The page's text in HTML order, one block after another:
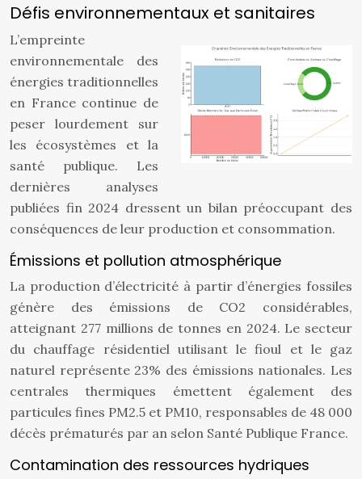
Défis environnementaux et sanitaires
L’empreinte
environnementale des
énergies traditionnelles
en France continue de
peser lourdement sur
les écosystèmes et la
santé publique. Les
dernières analyses
publiées fin 2024 dressent un bilan préoccupant des
conséquences de leur production et consommation.
Émissions et pollution atmosphérique
La production d’électricité à partir d’énergies fossiles
génère des émissions de CO2 considérables,
atteignant 277 millions de tonnes en 2024. Le secteur
du chauffage résidentiel utilisant le fioul et le gaz
naturel représente 23% des émissions nationales. Les
centrales thermiques émettent également des
particules fines PM2.5 et PM10, responsables de 48 000
décès prématurés par an selon Santé Publique France.
Contamination des ressources hydriques